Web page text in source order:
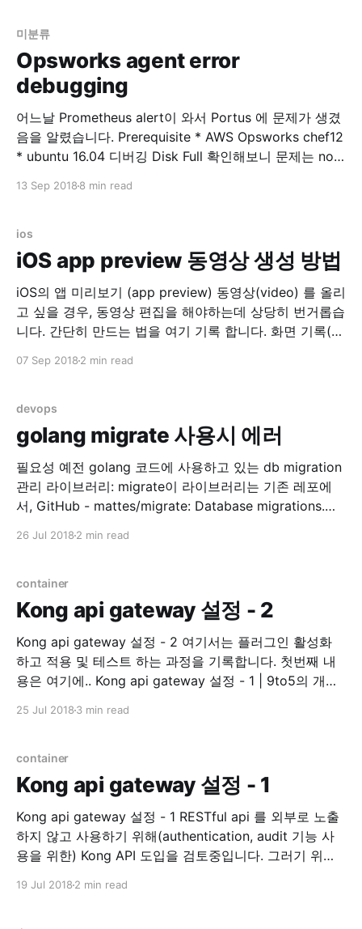
- Kubernetes 위 글을 참고
미분류
Opsworks agent error
debugging
어느날 Prometheus alert이 와서 Portus 에 문제가 생겼
음을 알렸습니다. Prerequisite * AWS Opsworks chef12
* ubuntu 16.04 디버깅 Disk Full 확인해보니 문제는 no
니다. 확인해보니 portus의 nginx 로그가 2GB 씩 stdout,
AWS opsworks
13 Sep 2018 8 min read
ios
iOS app preview 동영상 생성 방법
iOS의 앱 미리보기 (app preview) 동영상(video) 를 올리
고 싶을 경우, 동영상 편집을 해야하는데 상당히 번거롭습
니다. 간단히 만드는 법을 여기 기록 합니다. 화면 기록(실
설정 > 제어 센터 > 제어 항목 사용자화 위의 메뉴로 들어
07 Sep 2018 2 min read
devops
golang migrate 사용시 에러
필요성 예전 golang 코드에 사용하고 있는 db migration
관리 라이브러리: migrate이 라이브러리는 기존 레포에
서, GitHub - mattes/migrate: Database migrations.
Golang library. 기존 코드 수정이 필요해서 README 를
읽기
26 Jul 2018 2 min read
container
Kong api gateway 설정 - 2
Kong api gateway 설정 - 2 여기서는 플러그인 활성화
하고 적용 및 테스트 하는 과정을 기록합니다. 첫번째 내
용은 여기에.. Kong api gateway 설정 - 1 | 9to5의 개발
Management and Microservice Management
25 Jul 2018 3 min read
container
Kong api gateway 설정 - 1
Kong api gateway 설정 - 1 RESTful api 를 외부로 노출
하지 않고 사용하기 위해(authentication, audit 기능 사
용을 위한) Kong API 도입을 검토중입니다. 그러기 위해
19 Jul 2018 2 min read